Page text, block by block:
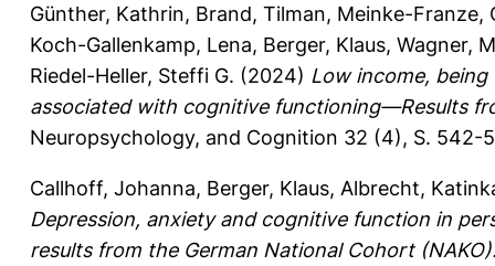
Günther, Kathrin, Brand, Tilman, Meinke-Franze,
Koch-Gallenkamp, Lena, Berger, Klaus, Wagner,
Riedel-Heller, Steffi G. (2024) Low income,
associated with cognitive functioning—Results
Neuropsychology, and Cognition 32 (4), S. 542-
Callhoff, Johanna, Berger, Klaus, Albrecht,
Depression, anxiety and cognitive function in
results from the German National Cohort